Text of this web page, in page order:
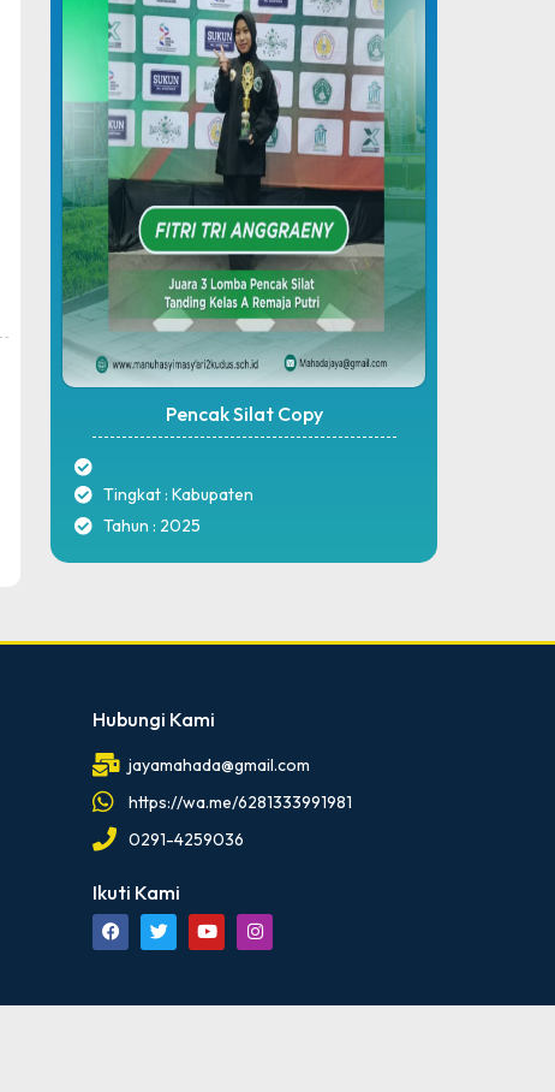
Pencak Silat Copy
Tingkat : Kabupaten
Tahun : 2025
Hubungi Kami
jayamahada@gmail.com
https://wa.me/6281333991981
0291-4259036
Ikuti Kami